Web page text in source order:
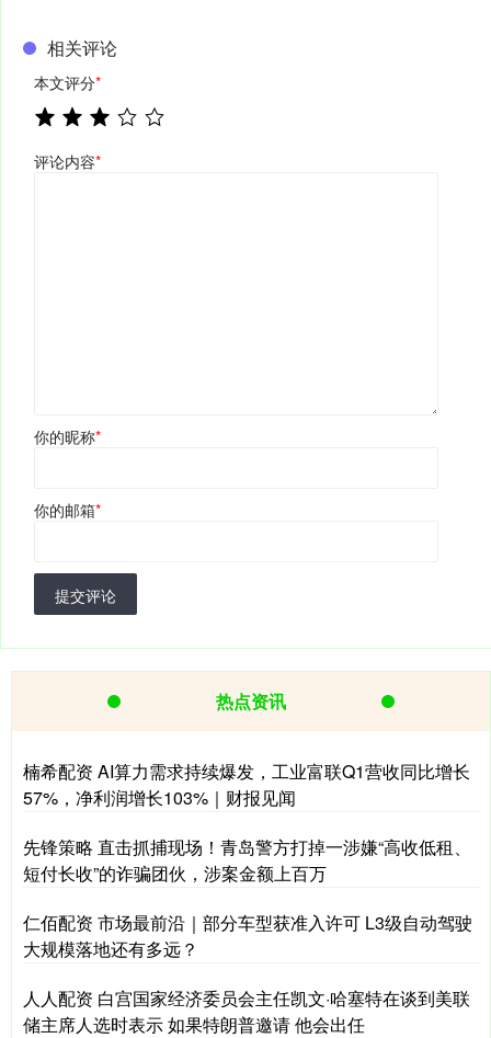
相关评论
本文评分*
评论内容*
你的昵称*
你的邮箱*
提交评论
热点资讯
楠希配资 AI算力需求持续爆发，工业富联Q1营收同比增长
57%，净利润增长103%｜财报见闻
先锋策略 直击抓捕现场！青岛警方打掉一涉嫌“高收低租、
短付长收”的诈骗团伙，涉案金额上百万
仁佰配资 市场最前沿｜部分车型获准入许可 L3级自动驾驶
大规模落地还有多远？
人人配资 白宫国家经济委员会主任凯文·哈塞特在谈到美联
储主席人选时表示 如果特朗普邀请 他会出任